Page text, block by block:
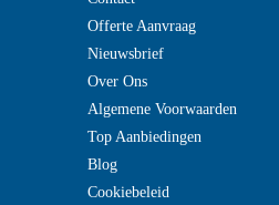
Offerte Aanvraag
Nieuwsbrief
Over Ons
Algemene Voorwaarden
Top Aanbiedingen
Blog
Cookiebeleid